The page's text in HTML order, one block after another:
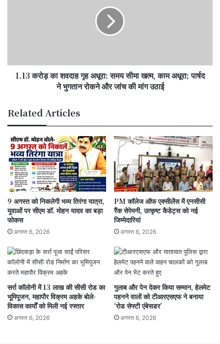
खत्म,
काम
भुगतान
रोकने
और
जांच
की
मांग
उठाई
1.13 करोड़ का शवदाह गृह अधूरा: समय सीमा खत्म, काम अधूरा; पार्षद
ने भुगतान रोकने और जांच की मांग उठाई
Related Articles
9 अगस्त को निकलेगी भव्य तिरंगा यात्रा,
युवाओं पर सीएम डॉ. मोहन यादव का बड़ा
फोकस
अगस्त 6, 2026
PM कॉलेज ऑफ एक्सीलेंस में एनसीसी
रैंक सेरेमनी, उत्कृष्ट कैडेट्स को नई
जिम्मेदारियां
अगस्त 6, 2026
सर्रा कॉलोनी में 13 लाख की सीसी रोड का
भूमिपूजन, महापौर विक्रम अहके बोले-
विकास कार्यों को मिली नई रफ्तार
अगस्त 6, 2026
गुलाब और पेन देकर किया सम्मान, हेलमेट
पहनने वालों को टीआरएसएफ ने बनाया
‘रोड सेफ्टी एंबेसडर’
अगस्त 6, 2026